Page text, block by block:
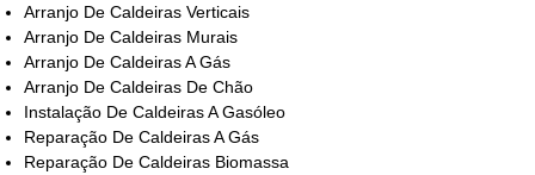
Arranjo De Caldeiras Verticais
Arranjo De Caldeiras Murais
Arranjo De Caldeiras A Gás
Arranjo De Caldeiras De Chão
Instalação De Caldeiras A Gasóleo
Reparação De Caldeiras A Gás
Reparação De Caldeiras Biomassa